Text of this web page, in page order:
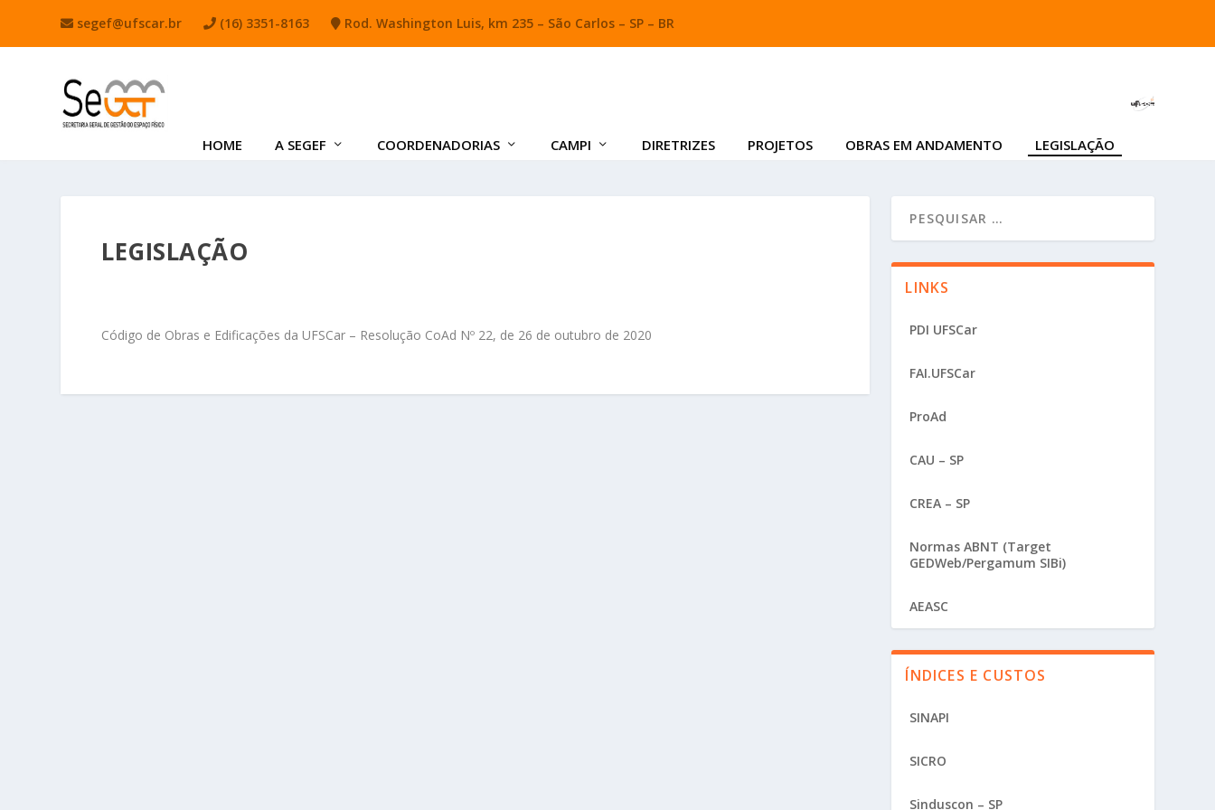
segef@ufscar.br (16) 3351-8163 Rod. Washington Luis, km 235 – São Carlos – SP – BR
HOME A SEGEF COORDENADORIAS CAMPI DIRETRIZES PROJETOS OBRAS EM ANDAMENTO LEGISLAÇÃO
LEGISLAÇÃO
Código de Obras e Edificações da UFSCar – Resolução CoAd Nº 22, de 26 de outubro de 2020
LINKS
PDI UFSCar
FAI.UFSCar
ProAd
CAU – SP
CREA – SP
Normas ABNT (Target
GEDWeb/Pergamum SIBi)
AEASC
ÍNDICES E CUSTOS
SINAPI
SICRO
Sinduscon – SP